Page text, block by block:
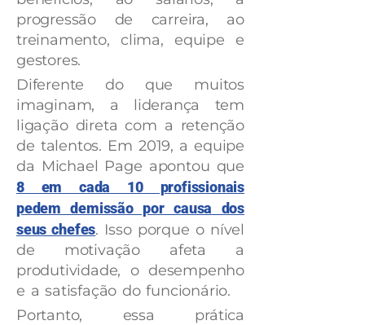
progressão de carreira, ao
treinamento, clima, equipe e
gestores.
Diferente do que muitos
imaginam, a liderança tem
ligação direta com a retenção
de talentos. Em 2019, a equipe
da Michael Page apontou que
8 em cada 10 profissionais
pedem demissão por causa dos
seus chefes. Isso porque o nível
de motivação afeta a
produtividade, o desempenho
e a satisfação do funcionário.
Portanto, essa prática